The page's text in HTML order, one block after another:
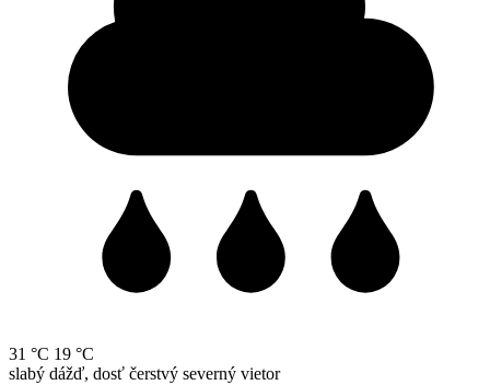
31 °C 19 °C
slabý dážď, dosť čerstvý severný vietor